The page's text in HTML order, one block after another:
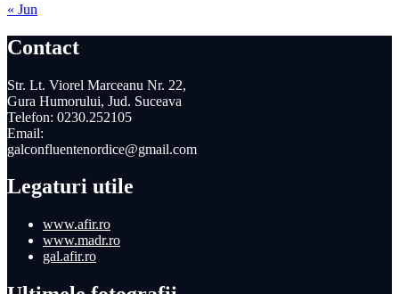
« Jun
Contact
Str. Lt. Viorel Marceanu Nr. 22,
Gura Humorului, Jud. Suceava
Telefon: 0230.252105
Email:
galconfluentenordice@gmail.com
Legaturi utile
www.afir.ro
www.madr.ro
gal.afir.ro